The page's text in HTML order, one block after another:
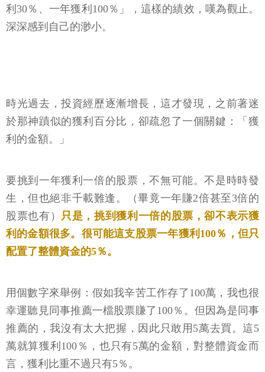
利30％、一年獲利100％」，這樣的績效，嘆為觀止。
深深感到自己的渺小。
時光過去，投資經歷逐漸增長，這才發現，之前著迷
於那神蹟似的獲利百分比，卻疏忽了一個關鍵：「獲
利的金額。」
要挑到一年獲利一倍的股票，不無可能。不是時時發
生，但也絕非千載難逢。（畢竟一年賺2倍甚至3倍的
股票也有） 只是，挑到獲利一倍的股票，卻不表示獲
利的金額很多。很可能這支股票一年獲利100％，但只
配置了整體資金的5％。
用個數字來舉例：假如我辛苦工作存了100萬，我也很
幸運聽見同事推薦一檔股票賺了100％。但因為是同事
推薦的，我沒有太大把握，因此只敢用5萬去買。這5
萬就算獲利100％，也只有5萬的金額，對整體資金而
言，獲利比重不過只有5％。